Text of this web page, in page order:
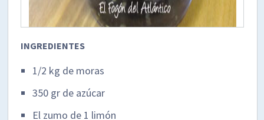
INGREDIENTES
1/2 kg de moras
350 gr de azúcar
El zumo de 1 limón